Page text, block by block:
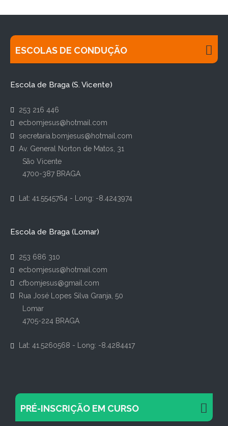
ESCOLAS DE CONDUÇÃO
Escola de Braga (S. Vicente)
253 216 446
ecbomjesus@hotmail.com
secretaria.bomjesus@hotmail.com
Av. General Norton de Matos, 31
São Vicente
4700-387 BRAGA
Lat: 41.5545764 - Long: -8.4243974
Escola de Braga (Lomar)
253 686 310
ecbomjesus@hotmail.com
cfbomjesus@gmail.com
Rua José Lopes Silva Granja, 50
Lomar
4705-224 BRAGA
Lat: 41.5260568 - Long: -8.4284417
PRÉ-INSCRIÇÃO EM CURSO